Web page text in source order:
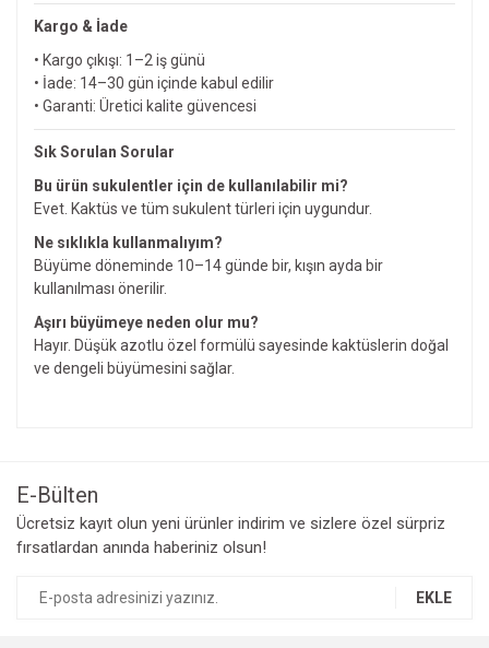
Kargo & İade
• Kargo çıkışı: 1–2 iş günü
• İade: 14–30 gün içinde kabul edilir
• Garanti: Üretici kalite güvencesi
Sık Sorulan Sorular
Bu ürün sukulentler için de kullanılabilir mi?
Evet. Kaktüs ve tüm sukulent türleri için uygundur.
Ne sıklıkla kullanmalıyım?
Büyüme döneminde 10–14 günde bir, kışın ayda bir
kullanılması önerilir.
Aşırı büyümeye neden olur mu?
Hayır. Düşük azotlu özel formülü sayesinde kaktüslerin doğal
ve dengeli büyümesini sağlar.
Ürün resmi kalitesiz, bozuk veya görüntülenemiyor.
Ürün açıklamasında eksik bilgiler bulunuyor.
E-Bülten
Ücretsiz kayıt olun yeni ürünler indirim ve sizlere özel sürpriz
fırsatlardan anında haberiniz olsun!
EKLE